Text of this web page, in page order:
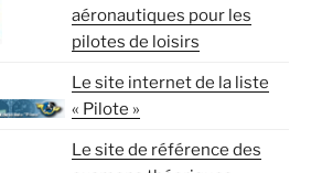
aéronautiques pour les
pilotes de loisirs
Le site internet de la liste
« Pilote »
Le site de référence des